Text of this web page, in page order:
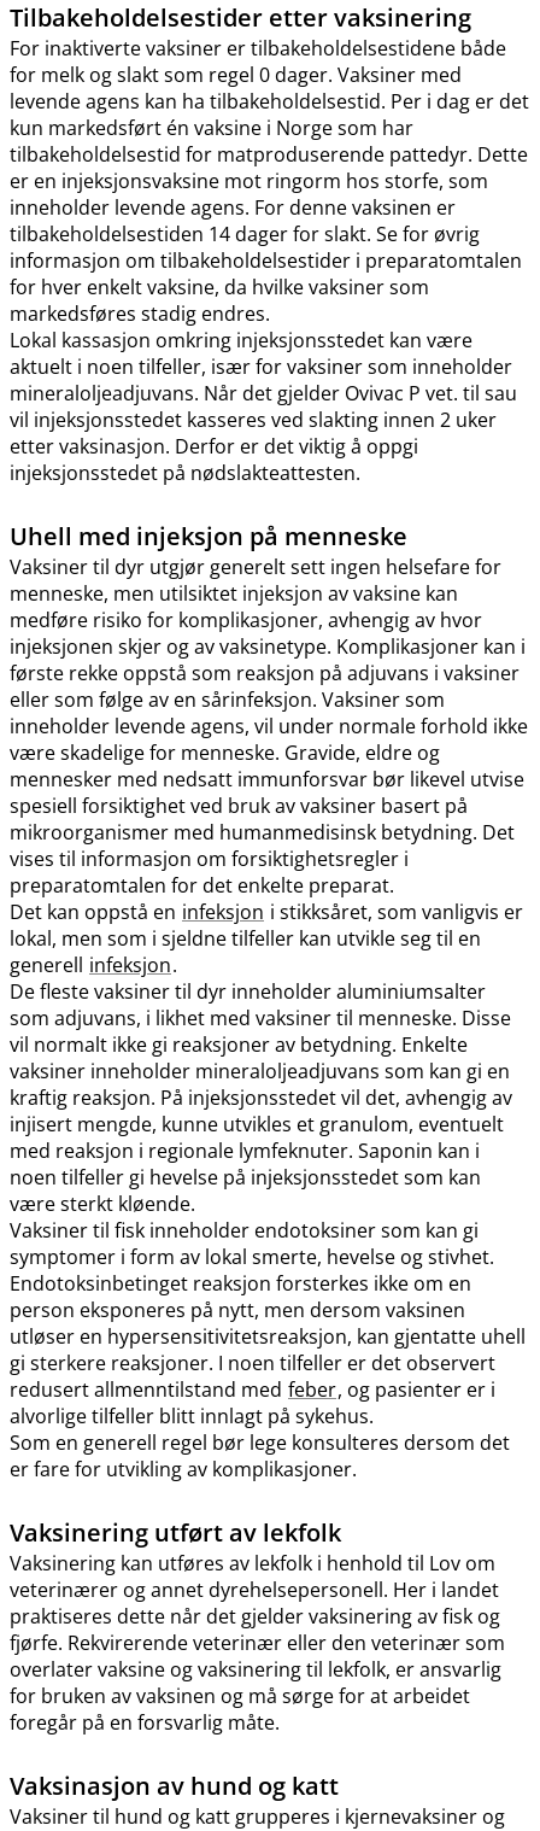
Tilbakeholdelsestider etter vaksinering
For inaktiverte vaksiner er tilbakeholdelsestidene både
for melk og slakt som regel 0 dager. Vaksiner med
levende agens kan ha tilbakeholdelsestid. Per i dag er det
kun markedsført én vaksine i Norge som har
tilbakeholdelsestid for matproduserende pattedyr. Dette
er en injeksjonsvaksine mot ringorm hos storfe, som
inneholder levende agens. For denne vaksinen er
tilbakeholdelsestiden 14 dager for slakt. Se for øvrig
informasjon om tilbakeholdelsestider i preparatomtalen
for hver enkelt vaksine, da hvilke vaksiner som
markedsføres stadig endres.
Lokal kassasjon omkring injeksjonsstedet kan være
aktuelt i noen tilfeller, især for vaksiner som inneholder
mineraloljeadjuvans. Når det gjelder Ovivac P vet. til sau
vil injeksjonsstedet kasseres ved slakting innen 2 uker
etter vaksinasjon. Derfor er det viktig å oppgi
injeksjonsstedet på nødslakteattesten.
Uhell med injeksjon på menneske
Vaksiner til dyr utgjør generelt sett ingen helsefare for
menneske, men utilsiktet injeksjon av vaksine kan
medføre risiko for komplikasjoner, avhengig av hvor
injeksjonen skjer og av vaksinetype. Komplikasjoner kan i
første rekke oppstå som reaksjon på adjuvans i vaksiner
eller som følge av en sårinfeksjon. Vaksiner som
inneholder levende agens, vil under normale forhold ikke
være skadelige for menneske. Gravide, eldre og
mennesker med nedsatt immunforsvar bør likevel utvise
spesiell forsiktighet ved bruk av vaksiner basert på
mikroorganismer med humanmedisinsk betydning. Det
vises til informasjon om forsiktighetsregler i
preparatomtalen for det enkelte preparat.
Det kan oppstå en infeksjon i stikksåret, som vanligvis er
lokal, men som i sjeldne tilfeller kan utvikle seg til en
generell infeksjon.
De fleste vaksiner til dyr inneholder aluminiumsalter
som adjuvans, i likhet med vaksiner til menneske. Disse
vil normalt ikke gi reaksjoner av betydning. Enkelte
vaksiner inneholder mineraloljeadjuvans som kan gi en
kraftig reaksjon. På injeksjonsstedet vil det, avhengig av
injisert mengde, kunne utvikles et granulom, eventuelt
med reaksjon i regionale lymfeknuter. Saponin kan i
noen tilfeller gi hevelse på injeksjonsstedet som kan
være sterkt kløende.
Vaksiner til fisk inneholder endotoksiner som kan gi
symptomer i form av lokal smerte, hevelse og stivhet.
Endotoksinbetinget reaksjon forsterkes ikke om en
person eksponeres på nytt, men dersom vaksinen
utløser en hypersensitivitetsreaksjon, kan gjentatte uhell
gi sterkere reaksjoner. I noen tilfeller er det observert
redusert allmenntilstand med feber, og pasienter er i
alvorlige tilfeller blitt innlagt på sykehus.
Som en generell regel bør lege konsulteres dersom det
er fare for utvikling av komplikasjoner.
Vaksinering utført av lekfolk
Vaksinering kan utføres av lekfolk i henhold til Lov om
veterinærer og annet dyrehelsepersonell. Her i landet
praktiseres dette når det gjelder vaksinering av fisk og
fjørfe. Rekvirerende veterinær eller den veterinær som
overlater vaksine og vaksinering til lekfolk, er ansvarlig
for bruken av vaksinen og må sørge for at arbeidet
foregår på en forsvarlig måte.
Vaksinasjon av hund og katt
Vaksiner til hund og katt grupperes i kjernevaksiner og